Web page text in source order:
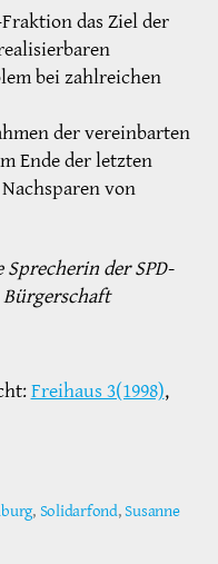
das Ziel der
bei zahlreichen
der vereinbarten
Ende der letzten
von
der SPD-
Freihaus 3(1998),
, Solidarfond,Susanne